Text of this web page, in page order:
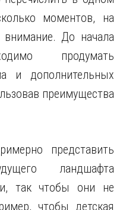
моментов, на
внимание. До начала
продумать
и дополнительных
преимущества
представить
ландшафта
так чтобы они не
чтобы детская